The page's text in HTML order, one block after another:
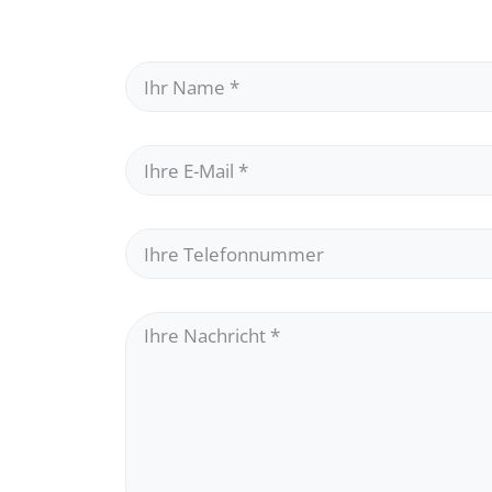
Ihr Name
Ihre E-Mail*
Ihre Telefonnummer
Ihre Nachricht*